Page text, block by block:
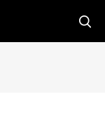
検索